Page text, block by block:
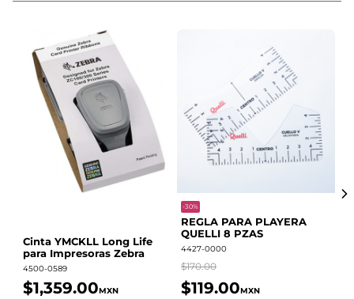
Cinta YMCKLL Long Life
para Impresoras Zebra
4500-0589
$1,359.00MXN
-30%
REGLA PARA PLAYERA
QUELLI 8 PZAS
4427-0000
$170.00
$119.00MXN